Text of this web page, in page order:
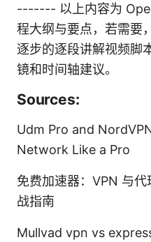
------- 以上内容为
程大纲与要点，若需要
逐步的逐段讲解视频脚
镜和时间轴建议。
Sources:
Udm Pro and
Network Like a Pro
免费加速器：VPN 与
战指南
Mullvad vpn vs